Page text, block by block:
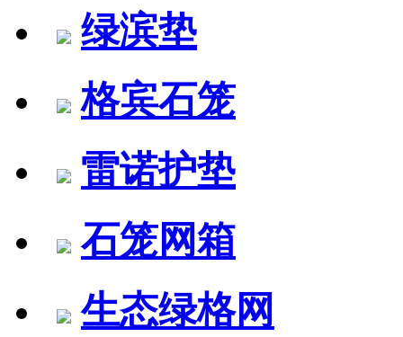
绿滨垫
格宾石笼
雷诺护垫
石笼网箱
生态绿格网